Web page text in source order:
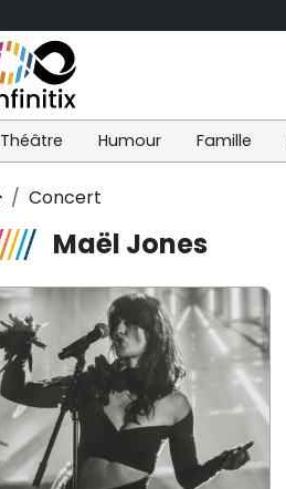
Théâtre Humour Famille
Concert
Maël Jones